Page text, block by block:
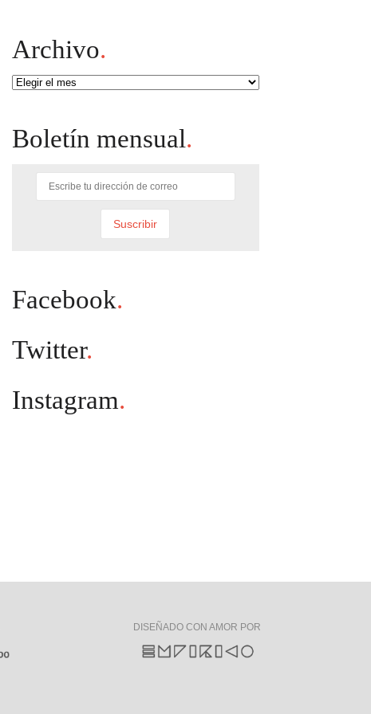
Archivo.
Archivo
Boletín mensual.
Facebook.
Twitter.
Instagram.
DISEÑADO CON AMOR POR